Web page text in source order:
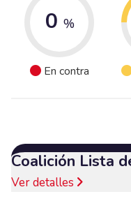
0 %
En contra
Coalición Lista
Ver detalles